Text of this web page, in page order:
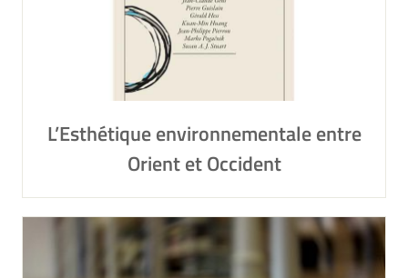
L’Esthétique environnementale entre
Orient et Occident